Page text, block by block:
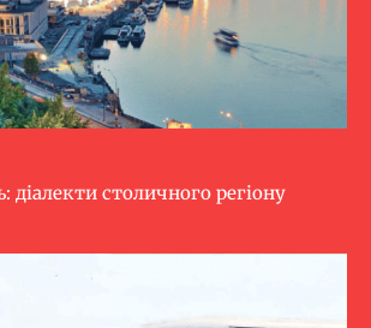
діалекти столичного регіону